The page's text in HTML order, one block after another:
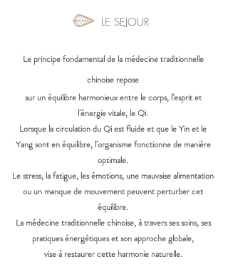
LE SEJOUR
Le principe fondamental de la médecine traditionnelle
chinoise repose
sur un équilibre harmonieux entre le corps, l’esprit et
l’énergie vitale, le Qi.
Lorsque la circulation du Qi est fluide et que le Yin et le
Yang sont en équilibre, l’organisme fonctionne de manière
optimale.
Le stress, la fatigue, les émotions, une mauvaise alimentation
ou un manque de mouvement peuvent perturber cet
équilibre.
La médecine traditionnelle chinoise, à travers ses soins, ses
pratiques énergétiques et son approche globale,
vise à restaurer cette harmonie naturelle.